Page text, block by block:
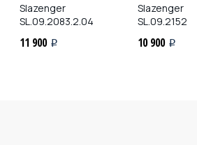
Slazenger
SL.09.2083.2.04
11 900 i
Slazenger
10 900 i